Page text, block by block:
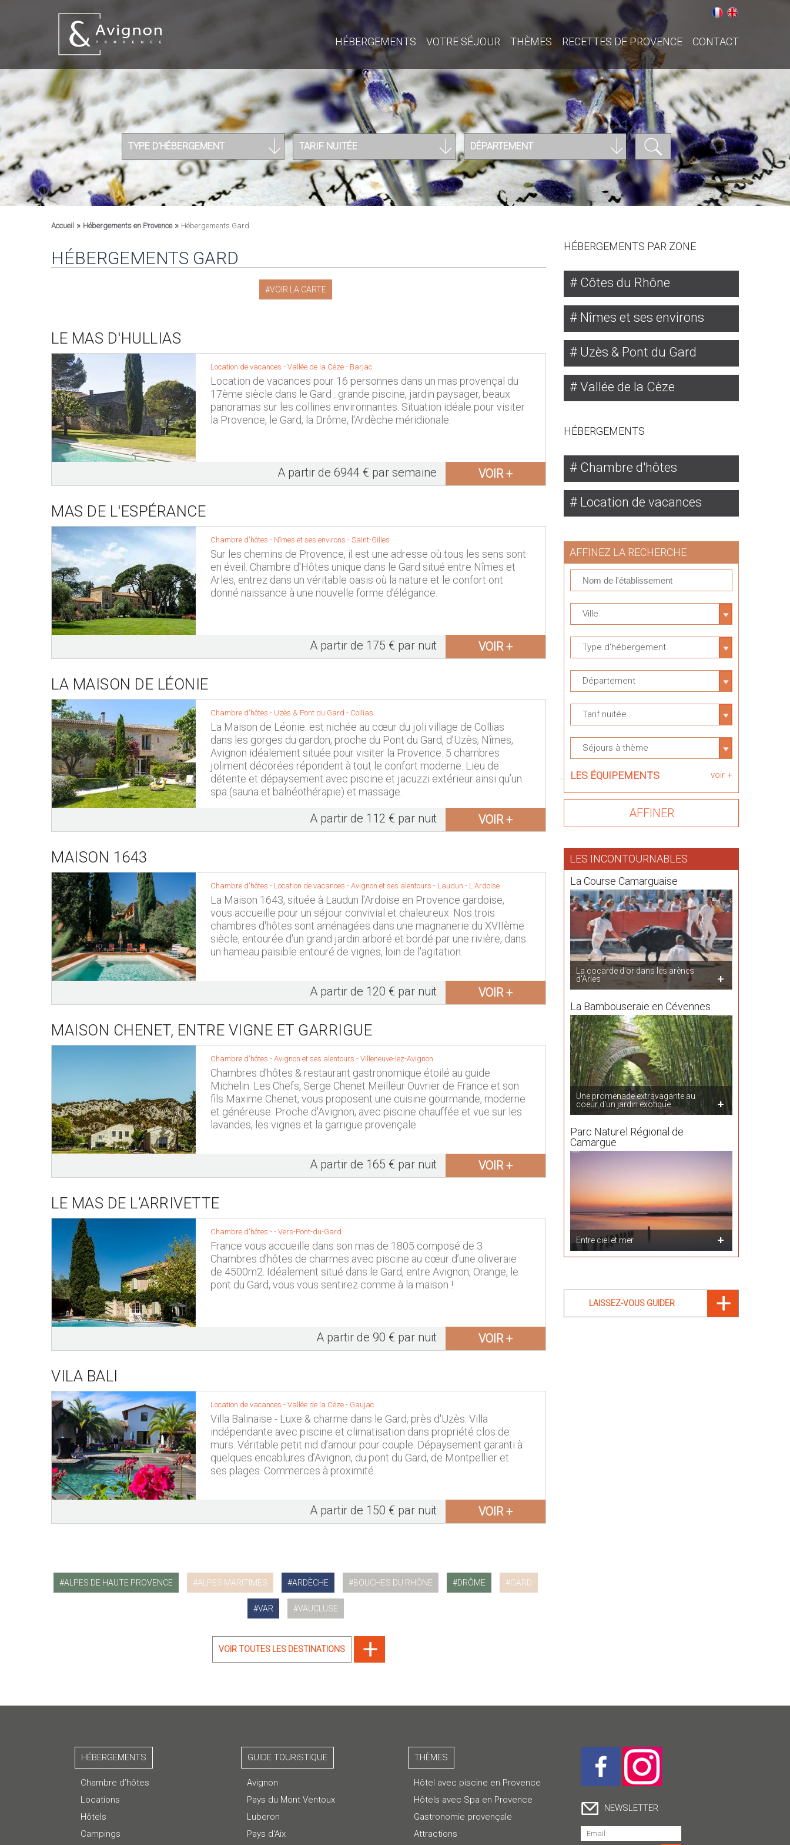
HÉBERGEMENTS VOTRE SÉJOUR THÈMES RECETTES DE PROVENCE CONTACT
TYPE D'HÉBERGEMENT TARIF NUITÉE DÉPARTEMENT
Accueil » Hébergements en Provence» Hébergements Gard
HÉBERGEMENTS GARD
VOIR LA CARTE
LE MAS D'HULLIAS
Location de vacances - Vallée de la Cèze - Barjac
Location de vacances pour 16 personnes dans un mas provençal du
17ème siècle dans le Gard : grande piscine, jardin paysager, beaux
panoramas sur les collines environnantes. Situation idéale pour visiter
la Provence, le Gard, la Drôme, l'Ardèche méridionale.
A partir de 6944 € par semaine VOIR +
MAS DE L'ESPÉRANCE
Chambre d'hôtes - Nîmes et ses environs - Saint-Gilles
Sur les chemins de Provence, il est une adresse où tous les sens sont
en éveil. Chambre d'Hôtes unique dans le Gard situé entre Nîmes et
Arles, entrez dans un véritable oasis où la nature et le confort ont
donné naissance à une nouvelle forme d’élégance.
A partir de 175 € par nuit VOIR +
LA MAISON DE LÉONIE
Chambre d'hôtes - Uzès & Pont du Gard - Collias
La Maison de Léonie. est nichée au cœur du joli village de Collias
dans les gorges du gardon, proche du Pont du Gard, d’Uzès, Nîmes,
Avignon idéalement située pour visiter la Provence. 5 chambres
joliment décorées répondent à tout le confort moderne. Lieu de
détente et dépaysement avec piscine et jacuzzi extérieur ainsi qu’un
spa (sauna et balnéothérapie) et massage.
A partir de 112 € par nuit VOIR +
MAISON 1643
Chambre d'hôtes - Location de vacances - Avignon et ses alentours - Laudun - L'Ardoise
La Maison 1643, située à Laudun l'Ardoise en Provence gardoise,
vous accueille pour un séjour convivial et chaleureux. Nos trois
chambres d'hôtes sont aménagées dans une magnanerie du XVIIème
siècle, entourée d'un grand jardin arboré et bordé par une rivière, dans
un hameau paisible entouré de vignes, loin de l'agitation.
A partir de 120 € par nuit VOIR +
MAISON CHENET, ENTRE VIGNE ET GARRIGUE
Chambre d'hôtes - Avignon et ses alentours - Villeneuve-lez-Avignon
Chambres d'hôtes & restaurant gastronomique étoilé au guide
Michelin. Les Chefs, Serge Chenet Meilleur Ouvrier de France et son
fils Maxime Chenet, vous proposent une cuisine gourmande, moderne
et généreuse. Proche d'Avignon, avec piscine chauffée et vue sur les
lavandes, les vignes et la garrigue provençale.
A partir de 165 € par nuit VOIR +
LE MAS DE L’ARRIVETTE
Chambre d'hôtes - - Vers-Pont-du-Gard
France vous accueille dans son mas de 1805 composé de 3
Chambres d’hôtes de charmes avec piscine au cœur d’une oliveraie
de 4500m2. Idéalement situé dans le Gard, entre Avignon, Orange, le
pont du Gard, vous vous sentirez comme à la maison !
A partir de 90 € par nuit VOIR +
VILA BALI
Location de vacances - Vallée de la Cèze - Gaujac
Villa Balinaise - Luxe & charme dans le Gard, près d'Uzès. Villa
indépendante avec piscine et climatisation dans propriété clos de
murs. Véritable petit nid d’amour pour couple. Dépaysement garanti à
quelques encablures d’Avignon, du pont du Gard, de Montpellier et
ses plages. Commerces à proximité.
A partir de 150 € par nuit VOIR +
ALPES DE HAUTE PROVENCE ALPES MARITIMES ARDÈCHE BOUCHES DU RHÔNE DRÔME GARD
VAR VAUCLUSE
VOIR TOUTES LES DESTINATIONS
HÉBERGEMENTS PAR ZONE
Côtes du Rhône
Nîmes et ses environs
Uzès & Pont du Gard
Vallée de la Cèze
HÉBERGEMENTS
Chambre d'hôtes
Location de vacances
AFFINEZ LA RECHERCHE
Ville
Type d'hébergement
Département
Tarif nuitée
Séjours à thème
LES ÉQUIPEMENTS voir +
LES INCONTOURNABLES
La Course Camarguaise
La cocarde d'or dans les arènes
d'Arles
La Bambouseraie en Cévennes
Une promenade extravagante au
coeur d'un jardin exotique
Parc Naturel Régional de
Camargue
Entre ciel et mer
LAISSEZ-VOUS GUIDER
HÉBERGEMENTS
Chambre d’hôtes
Locations
Hôtels
Campings
GUIDE TOURISTIQUE
Avignon
Pays du Mont Ventoux
Luberon
Pays d'Aix
THÈMES
Hôtel avec piscine en Provence
Hôtels avec Spa en Provence
Gastronomie provençale
Attractions
NEWSLETTER